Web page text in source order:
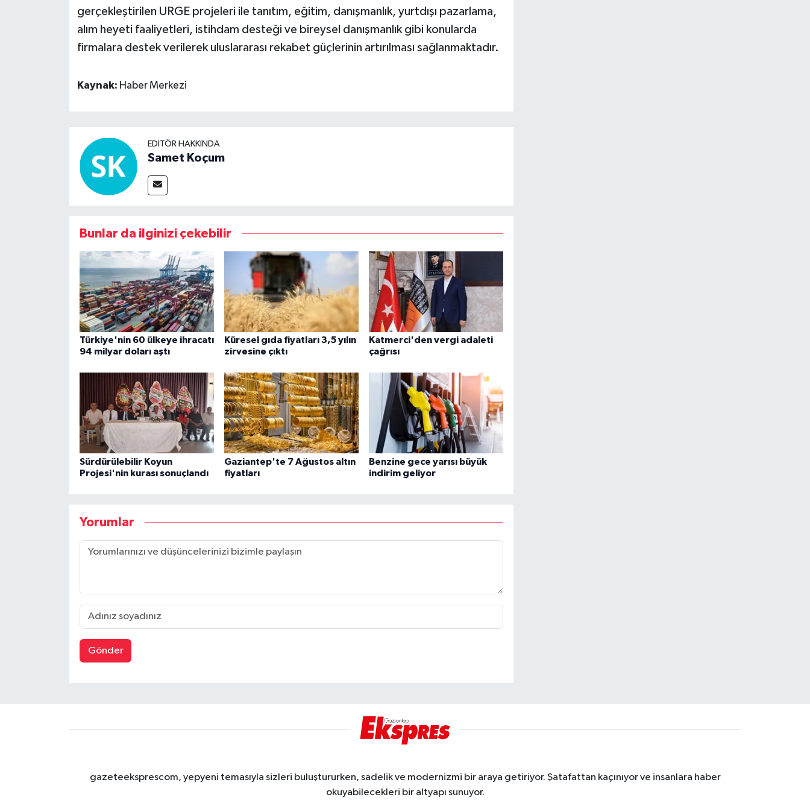
gerçekleştirilen URGE projeleri ile tanıtım, eğitim, danışmanlık, yurtdışı pazarlama,
alım heyeti faaliyetleri, istihdam desteği ve bireysel danışmanlık gibi konularda
firmalara destek verilerek uluslararası rekabet güçlerinin artırılması sağlanmaktadır.
Kaynak: Haber Merkezi
EDITÖR HAKKINDA
Samet Koçum
Bunlar da ilginizi çekebilir
Türkiye'nin 60 ülkeye ihracatı
94 milyar doları aştı
Küresel gıda fiyatları 3,5 yılın
zirvesine çıktı
Katmerci'den vergi adaleti
çağrısı
Sürdürülebilir Koyun
Projesi'nin kurası sonuçlandı
Gaziantep'te 7 Ağustos altın
fiyatları
Benzine gece yarısı büyük
indirim geliyor
Yorumlar
Gönder
gazeteeksprescom, yepyeni temasıyla sizleri buluştururken, sadelik ve modernizmi bir araya getiriyor. Şatafattan kaçınıyor ve insanlara haber
okuyabilecekleri bir altyapı sunuyor.